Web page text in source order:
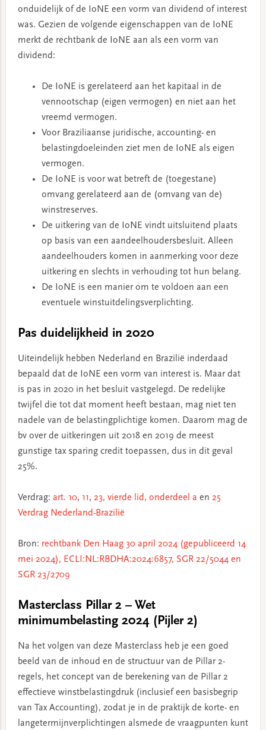
onduidelijk of de IoNE een vorm van dividend of interest
was. Gezien de volgende eigenschappen van de IoNE
merkt de rechtbank de IoNE aan als een vorm van
dividend:
De IoNE is gerelateerd aan het kapitaal in de
vennootschap (eigen vermogen) en niet aan het
vreemd vermogen.
Voor Braziliaanse juridische, accounting- en
belastingdoeleinden ziet men de IoNE als eigen
vermogen.
De IoNE is voor wat betreft de (toegestane)
omvang gerelateerd aan de (omvang van de)
winstreserves.
De uitkering van de IoNE vindt uitsluitend plaats
op basis van een aandeelhoudersbesluit. Alleen
aandeelhouders komen in aanmerking voor deze
uitkering en slechts in verhouding tot hun belang.
De IoNE is een manier om te voldoen aan een
eventuele winstuitdelingsverplichting.
Pas duidelijkheid in 2020
Uiteindelijk hebben Nederland en Brazilië inderdaad
bepaald dat de IoNE een vorm van interest is. Maar dat
is pas in 2020 in het besluit vastgelegd. De redelijke
twijfel die tot dat moment heeft bestaan, mag niet ten
nadele van de belastingplichtige komen. Daarom mag de
bv over de uitkeringen uit 2018 en 2019 de meest
gunstige tax sparing credit toepassen, dus in dit geval
25%.
Verdrag: art. 10, 11, 23, vierde lid, onderdeel a en 25
Verdrag Nederland-Brazilië
Bron: rechtbank Den Haag 30 april 2024 (gepubliceerd 14
mei 2024), ECLI:NL:RBDHA:2024:6857, SGR 22/5044 en
SGR 23/2709
Masterclass Pillar 2 – Wet
minimumbelasting 2024 (Pijler 2)
Na het volgen van deze Masterclass heb je een goed
beeld van de inhoud en de structuur van de Pillar 2-
regels, het concept van de berekening van de Pillar 2
effectieve winstbelastingdruk (inclusief een basisbegrip
van Tax Accounting), zodat je in de praktijk de korte- en
langetermijnverplichtingen alsmede de vraagpunten kunt